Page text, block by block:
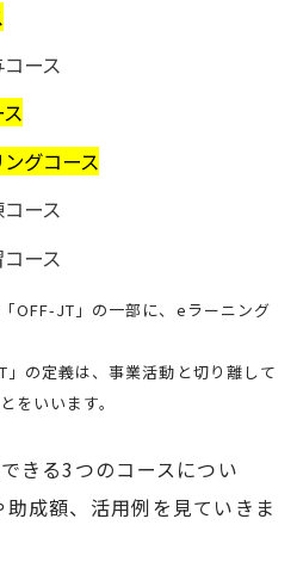
ース
グコース
ース
ース
OFF-JT」の一部に、eラーニング
の定義は、事業活動と切り離して
をいいます。
きる3つのコースについ
成額、活用例を見ていきま